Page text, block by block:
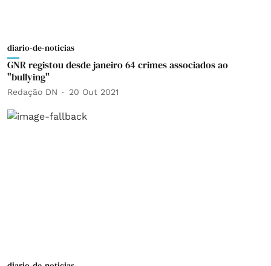
diario-de-noticias
GNR registou desde janeiro 64 crimes associados ao
"bullying"
Redação DN 20 Out 2021